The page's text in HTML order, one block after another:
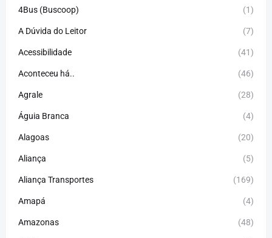
4Bus (Buscoop) (1)
A Dúvida do Leitor (7)
Acessibilidade (41)
Aconteceu há.. (46)
Agrale (28)
Águia Branca (4)
Alagoas (20)
Aliança (5)
Aliança Transportes (169)
Amapá (4)
Amazonas (48)